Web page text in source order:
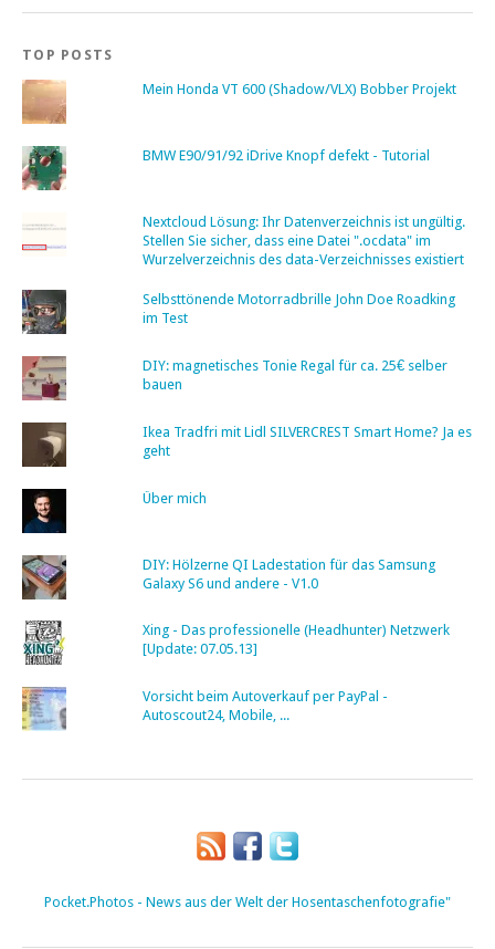
TOP POSTS
Mein Honda VT 600 (Shadow/VLX) Bobber Projekt
BMW E90/91/92 iDrive Knopf defekt - Tutorial
Nextcloud Lösung: Ihr Datenverzeichnis ist ungültig.
Stellen Sie sicher, dass eine Datei ".ocdata" im
Wurzelverzeichnis des data-Verzeichnisses existiert
Selbsttönende Motorradbrille John Doe Roadking
im Test
DIY: magnetisches Tonie Regal für ca. 25€ selber
bauen
Ikea Tradfri mit Lidl SILVERCREST Smart Home? Ja es
geht
Über mich
DIY: Hölzerne QI Ladestation für das Samsung
Galaxy S6 und andere - V1.0
Xing - Das professionelle (Headhunter) Netzwerk
[Update: 07.05.13]
Vorsicht beim Autoverkauf per PayPal -
Autoscout24, Mobile, ...
Pocket.Photos - News aus der Welt der Hosentaschenfotografie"